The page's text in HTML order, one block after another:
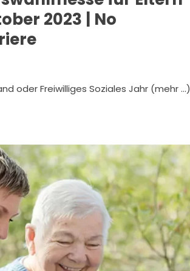
2023 | No
oder Freiwilliges Soziales Jahr (mehr …)